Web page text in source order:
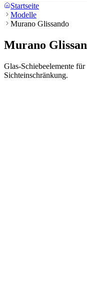
Startseite
Modelle
Murano Glissando
Murano
Glas-Schiebeelemente
Sichteinschränkung.